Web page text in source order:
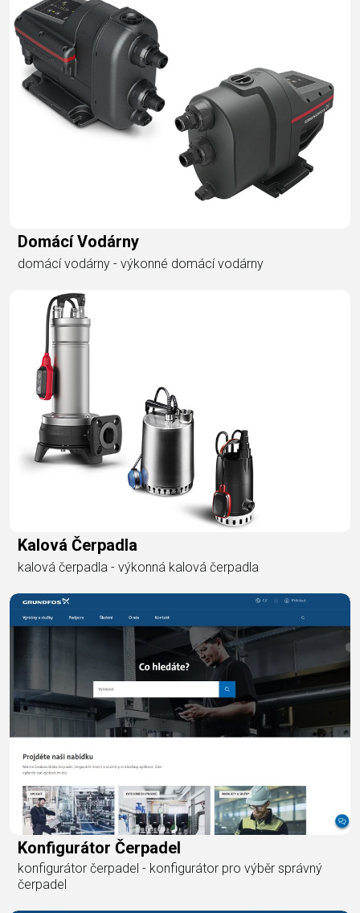
Domácí Vodárny
domácí vodárny - výkonné domácí vodárny
Kalová Čerpadla
kalová čerpadla - výkonná kalová čerpadla
Konfigurátor Čerpadel
konfigurátor čerpadel - konfigurátor pro výběr správný
čerpadel